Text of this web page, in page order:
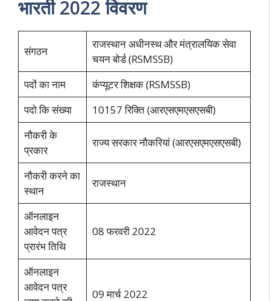
भारती 2022 विवरण
संगठन
राजस्थान अधीनस्थ और मंत्रालयिक सेवा
चयन बोर्ड (RSMSSB)
पदों का नाम
कंप्यूटर शिक्षक (RSMSSB)
पदो कि संख्या
10157 रिक्ति (आरएसएमएसएसबी)
नौकरी के
प्रकार
राज्य सरकार नौकरियां (आरएसएमएसएसबी)
नौकरी करने का
स्थान
राजस्थान
ऑनलाइन
आवेदन पत्र
प्रारंभ तिथि
08 फरवरी 2022
ऑनलाइन
आवेदन पत्र
09 मार्च 2022